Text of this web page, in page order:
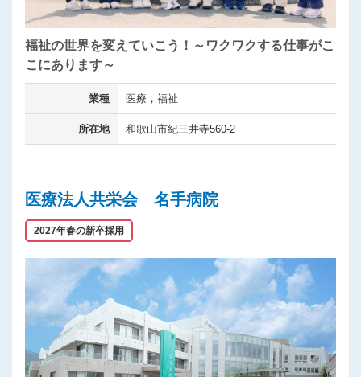
福祉の世界を変えていこう！～ワクワクする仕事がこ
こにあります～
業種 医療，福祉
所在地 和歌山市紀三井寺560-2
医療法人共栄会 名手病院
2027年春の新卒採用